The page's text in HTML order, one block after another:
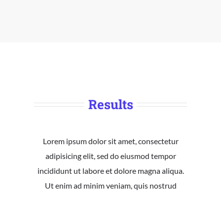
Results
Lorem ipsum dolor sit amet, consectetur
adipisicing elit, sed do eiusmod tempor
incididunt ut labore et dolore magna aliqua.
Ut enim ad minim veniam, quis nostrud